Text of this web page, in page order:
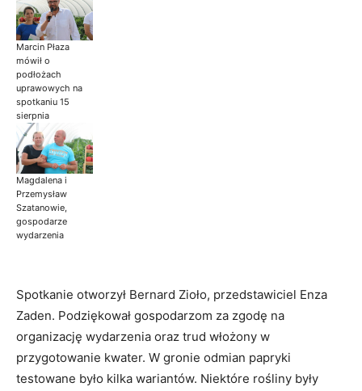
Marcin Płaza
mówił o
podłożach
uprawowych na
spotkaniu 15
sierpnia
Magdalena i
Przemysław
Szatanowie,
gospodarze
wydarzenia
Spotkanie otworzył Bernard Zioło, przedstawiciel Enza
Zaden. Podziękował gospodarzom za zgodę na
organizację wydarzenia oraz trud włożony w
przygotowanie kwater. W gronie odmian papryki
testowane było kilka wariantów. Niektóre rośliny były